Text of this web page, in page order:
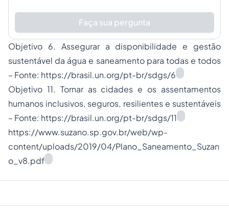
Faça sua pergunta
Objetivo 6. Assegurar a disponibilidade e gestão
sustentável da água e saneamento para todas e todos
– Fonte: https://brasil.un.org/pt-br/sdgs/6
Objetivo 11. Tornar as cidades e os assentamentos
humanos inclusivos, seguros, resilientes e sustentáveis
– Fonte: https://brasil.un.org/pt-br/sdgs/11
https://www.suzano.sp.gov.br/web/wp-
content/uploads/2019/04/Plano_Saneamento_Suzan
o_v8.pdf